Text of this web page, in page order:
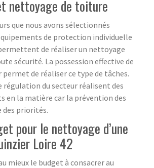
nettoyage de toiture
que nous avons sélectionnés
de protection individuelle
de réaliser un nettoyage
sécurité. La possession effective de
de réaliser ce type de tâches.
régulation du secteur réalisent des
en la matière car la prévention des
des priorités.
pour le nettoyage d’une
Loire 42
mieux le budget à consacrer au